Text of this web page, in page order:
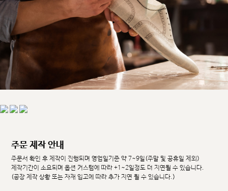
주문 제작 안내
주문서 확인 후 제작이 진행되며 영업일기준 약 7~9일(주말 및 공휴일 제외)
제작기간이 소요되며 옵션 커스텀에 따라 +1~2일정도 더 지연될 수 있습니다.
(공장 제작 상황 또는 자재 입고에 따라 추가 지연 될 수 있습니다.)